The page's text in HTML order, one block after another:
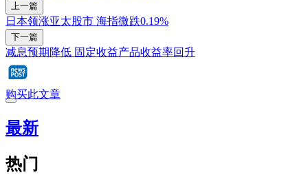
上一篇
日本领涨亚太股市 海指微跌0.19%
下一篇
减息预期降低 固定收益产品收益率回升
购买此文章
最新
热门